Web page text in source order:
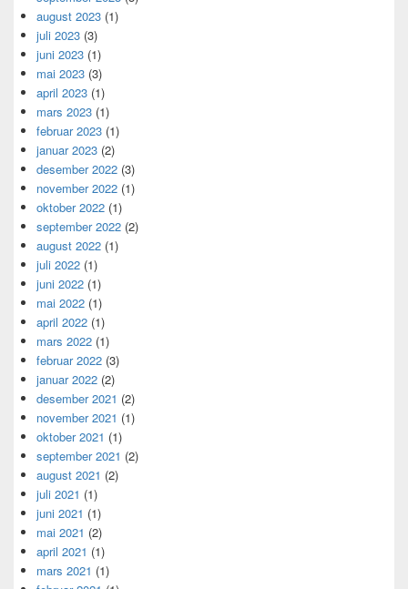
august 2023 (1)
juli 2023 (3)
juni 2023 (1)
mai 2023 (3)
april 2023 (1)
mars 2023 (1)
februar 2023 (1)
januar 2023 (2)
desember 2022 (3)
november 2022 (1)
oktober 2022 (1)
september 2022 (2)
august 2022 (1)
juli 2022 (1)
juni 2022 (1)
mai 2022 (1)
april 2022 (1)
mars 2022 (1)
februar 2022 (3)
januar 2022 (2)
desember 2021 (2)
november 2021 (1)
oktober 2021 (1)
september 2021 (2)
august 2021 (2)
juli 2021 (1)
juni 2021 (1)
mai 2021 (2)
april 2021 (1)
mars 2021 (1)